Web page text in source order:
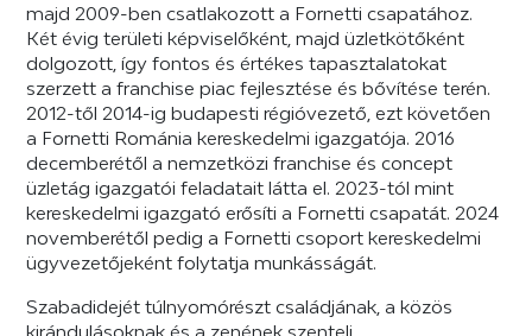
majd 2009-ben csatlakozott a Fornetti csapatához.
Két évig területi képviselőként, majd üzletkötőként
dolgozott, így fontos és értékes tapasztalatokat
szerzett a franchise piac fejlesztése és bővítése terén.
2012-től 2014-ig budapesti régióvezető, ezt követően
a Fornetti Románia kereskedelmi igazgatója. 2016
decemberétől a nemzetközi franchise és concept
üzletág igazgatói feladatait látta el. 2023-tól mint
kereskedelmi igazgató erősíti a Fornetti csapatát. 2024
novemberétől pedig a Fornetti csoport kereskedelmi
ügyvezetőjeként folytatja munkásságát.
Szabadidejét túlnyomórészt családjának, a közös
kirándulásoknak és a zenének szenteli.